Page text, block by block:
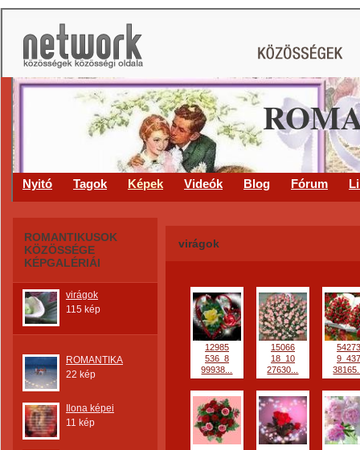
Nyitó Tagok Képek Videók Blog Fórum
ROMANTIKUSOK
KÖZÖSSÉGE
KÉPGALÉRIÁI
virágok
115 kép
ROMANTIKA
22 kép
Ilona képei
11 kép
virágok
12985
536_8
99938...
15066
18_10
27630...
54273
9_437